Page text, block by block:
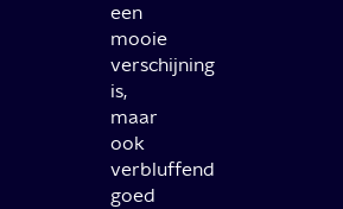
een
mooie
verschijning
is,
maar
ook
verbluffend
goed